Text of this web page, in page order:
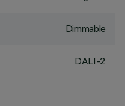
Dimmable
DALI-2